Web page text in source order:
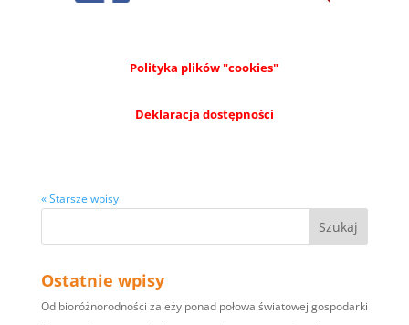
Polityka plików "cookies"
Deklaracja dostępności
« Starsze wpisy
Ostatnie wpisy
Od bioróżnorodności zależy ponad połowa światowej gospodarki